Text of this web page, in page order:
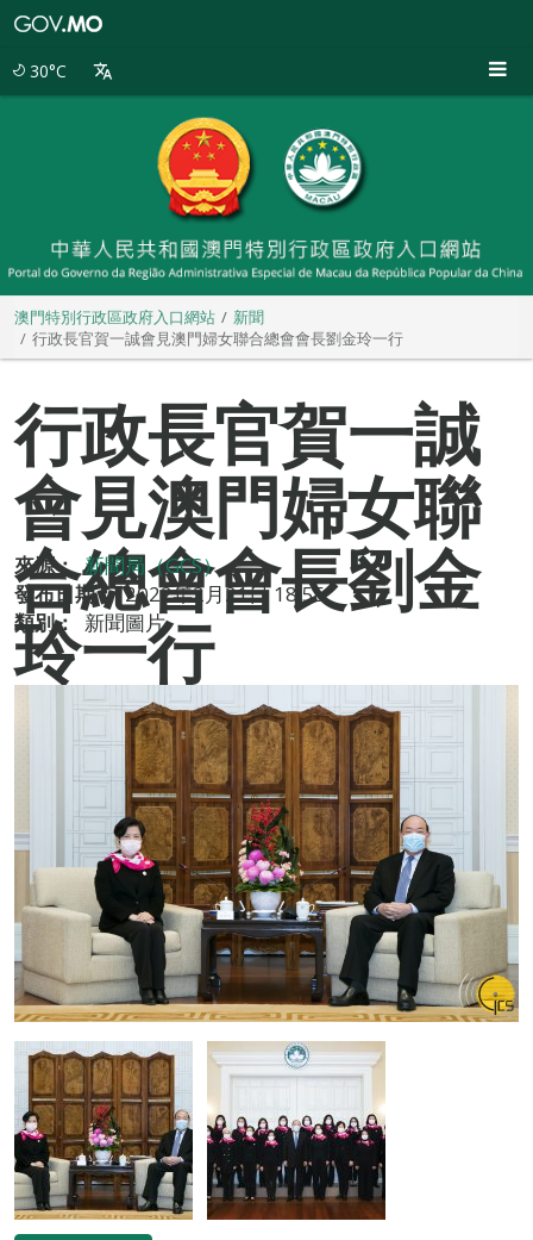
30°C
澳門特別行政區政府入口網站
新聞
行政長官賀一誠會見澳門婦女聯合總會會長劉金玲一行
行政長官賀一誠
會見澳門婦女聯
合總會會長劉金
玲一行
來源： 新聞局（GCS）
發布日期： 2022年2月21日 18:55
類別： 新聞圖片